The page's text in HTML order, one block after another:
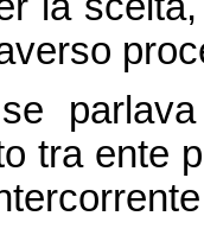
tra ente